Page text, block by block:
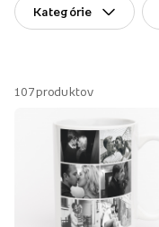
Kategórie
107produktov